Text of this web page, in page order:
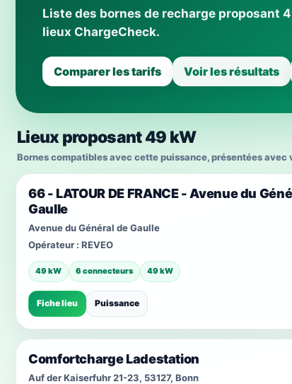
Liste des bornes de recharge proposant
lieux ChargeCheck.
Comparer les tarifs Voir les résultats
Lieux proposant 49 kW
Bornes compatibles avec cette puissance, présentées
66 - LATOUR DE FRANCE - Avenue du
Gaulle
Avenue du Général de Gaulle
Opérateur : REVEO
49 kW 6 connecteurs 49 kW
Fiche lieu Puissance
Comfortcharge Ladestation
Auf der Kaiserfuhr 21-23, 53127, Bonn